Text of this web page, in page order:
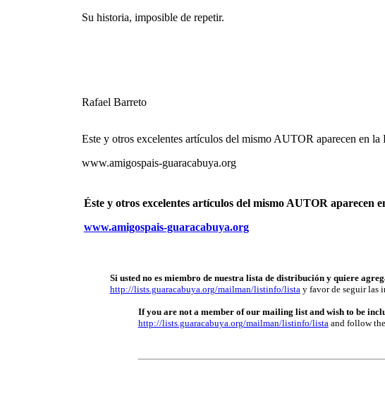
Su historia, imposible de repetir.
Rafael Barreto
Este y otros excelentes artículos del mismo AUTOR aparecen
www.amigospais-guaracabuya.org
Éste y otros excelentes artículos del mismo AUTOR
www.amigospais-guaracabuya.org
Si usted no es miembro de nuestra lista de distribución y quiere
http://lists.guaracabuya.org/mailman/listinfo/listay favor de seguir las
If you are not a member of our mailing list and wish to be
http://lists.guaracabuya.org/mailman/listinfo/listaand follow